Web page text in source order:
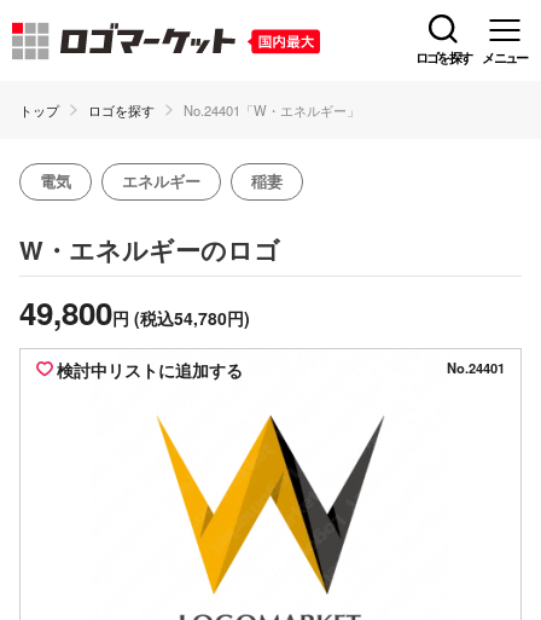
ロゴを探す メニュー
トップ ロゴを探す No.24401「W・エネルギー」
電気 エネルギー 稲妻
W・エネルギーのロゴ
49,800円 (税込54,780円)
検討中リストに追加する No.24401